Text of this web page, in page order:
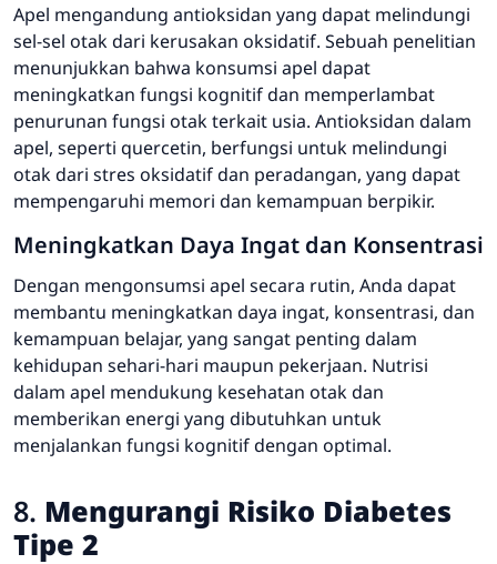
Apel mengandung antioksidan yang dapat melindungi
sel-sel otak dari kerusakan oksidatif. Sebuah penelitian
menunjukkan bahwa konsumsi apel dapat
meningkatkan fungsi kognitif dan memperlambat
penurunan fungsi otak terkait usia. Antioksidan dalam
apel, seperti quercetin, berfungsi untuk melindungi
otak dari stres oksidatif dan peradangan, yang dapat
mempengaruhi memori dan kemampuan berpikir.
Meningkatkan Daya Ingat dan Konsentrasi
Dengan mengonsumsi apel secara rutin, Anda dapat
membantu meningkatkan daya ingat, konsentrasi, dan
kemampuan belajar, yang sangat penting dalam
kehidupan sehari-hari maupun pekerjaan. Nutrisi
dalam apel mendukung kesehatan otak dan
memberikan energi yang dibutuhkan untuk
menjalankan fungsi kognitif dengan optimal.
8. Mengurangi Risiko Diabetes
Tipe 2